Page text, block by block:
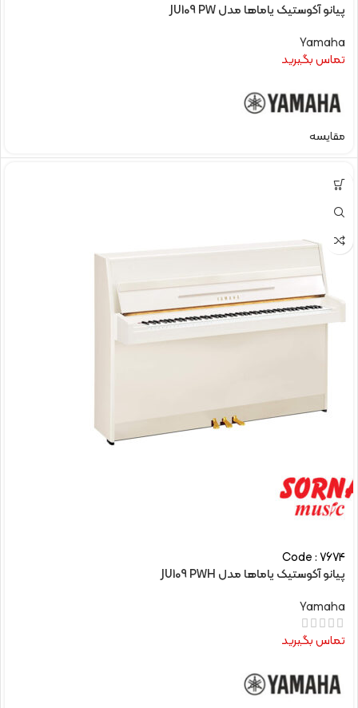
پیانو آکوستیک یاماها مدل JU109 PW
Yamaha
تماس بگیرید
مقایسه
Code : 7674
پیانو آکوستیک یاماها مدل JU109 PWH
Yamaha
تماس بگیرید